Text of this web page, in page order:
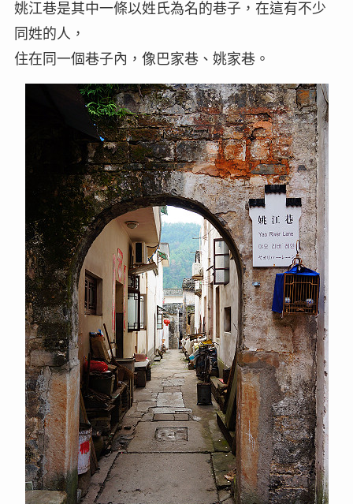
姚江巷是其中一條以姓氏為名的巷子，在這有不少
同姓的人，
住在同一個巷子內，像巴家巷、姚家巷。